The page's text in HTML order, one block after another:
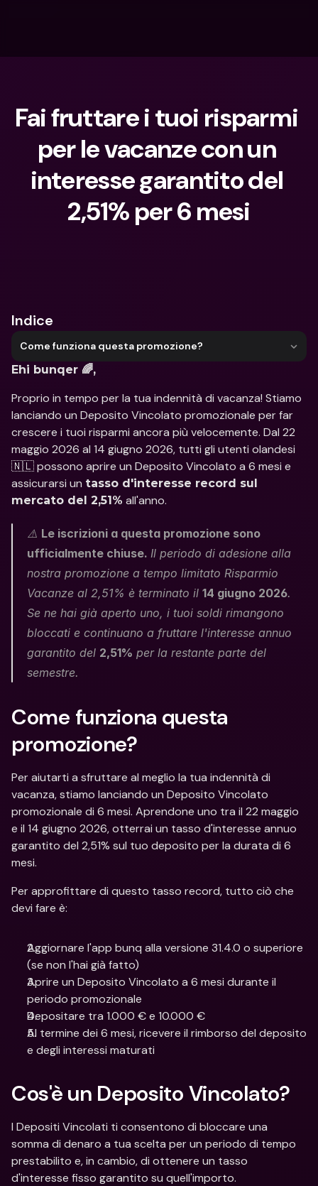
Fai fruttare i tuoi risparmi
per le vacanze con un
interesse garantito del
2,51% per 6 mesi
Indice
Come funziona questa promozione?
Ehi bunqer 🌈,
Proprio in tempo per la tua indennità di vacanza! Stiamo
lanciando un Deposito Vincolato promozionale per far
crescere i tuoi risparmi ancora più velocemente. Dal 22
maggio 2026 al 14 giugno 2026, tutti gli utenti olandesi
🇳🇱 possono aprire un Deposito Vincolato a 6 mesi e
assicurarsi un tasso d'interesse record sul
mercato del 2,51% all'anno.
⚠️ Le iscrizioni a questa promozione sono
ufficialmente chiuse. Il periodo di adesione alla
nostra promozione a tempo limitato Risparmio
Vacanze al 2,51% è terminato il 14 giugno 2026.
Se ne hai già aperto uno, i tuoi soldi rimangono
bloccati e continuano a fruttare l'interesse annuo
garantito del 2,51% per la restante parte del
semestre.
Come funziona questa
promozione?
Per aiutarti a sfruttare al meglio la tua indennità di
vacanza, stiamo lanciando un Deposito Vincolato
promozionale di 6 mesi. Aprendone uno tra il 22 maggio
e il 14 giugno 2026, otterrai un tasso d'interesse annuo
garantito del 2,51% sul tuo deposito per la durata di 6
mesi.
Per approfittare di questo tasso record, tutto ciò che
devi fare è:
Aggiornare l'app bunq alla versione 31.4.0 o superiore
(se non l'hai già fatto)
Aprire un Deposito Vincolato a 6 mesi durante il
periodo promozionale
Depositare tra 1.000 € e 10.000 €
Al termine dei 6 mesi, ricevere il rimborso del deposito
e degli interessi maturati
Cos'è un Deposito Vincolato?
I Depositi Vincolati ti consentono di bloccare una
somma di denaro a tua scelta per un periodo di tempo
prestabilito e, in cambio, di ottenere un tasso
d'interesse fisso garantito su quell'importo.